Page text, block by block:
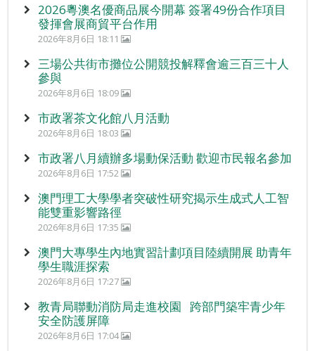
2026粵澳名優商品展今開幕 簽署49份合作項目
發揮會展商貿平台作用
2026年8月6日 18:11
三場公共街市攤位公開競投解釋會逾三百三十人
參與
2026年8月6日 18:09
市政署茶文化館八月活動
2026年8月6日 18:03
市政署八月續辦多場動保活動 歡迎市民報名參加
2026年8月6日 17:52
澳門理工大學學者突破性研究揭示生成式人工智
能雙重影響路徑
2026年8月6日 17:35
澳門大專學生內地實習計劃項目陸續開展 助青年
學生職涯探索
2026年8月6日 17:27
教青局聯動消防局走進校園 跨部門築牢青少年
安全防護屏障
2026年8月6日 17:04